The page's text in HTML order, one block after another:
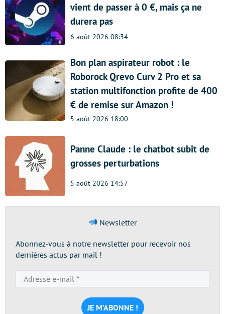
vient de passer à 0 €, mais ça ne
durera pas
6 août 2026 08:34
Bon plan aspirateur robot : le
Roborock Qrevo Curv 2 Pro et sa
station multifonction profite de 400
€ de remise sur Amazon !
5 août 2026 18:00
Panne Claude : le chatbot subit de
grosses perturbations
5 août 2026 14:57
Newsletter
Abonnez-vous à notre newsletter pour recevoir nos
dernières actus par mail !
e-
mail
*